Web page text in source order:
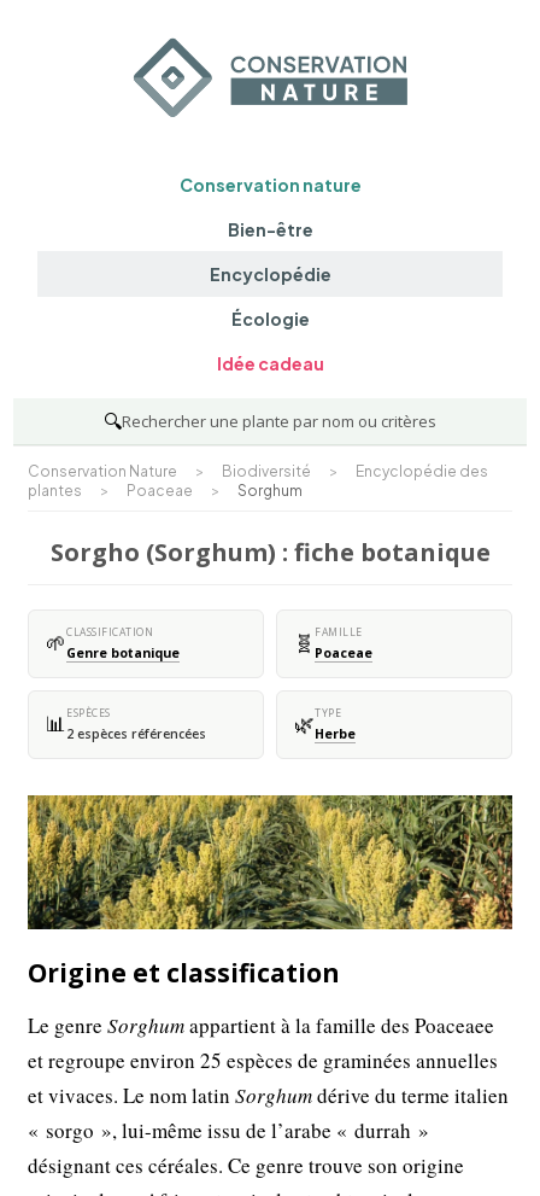
Conservation nature
Bien-être
Encyclopédie
Écologie
Idée cadeau
🔍Rechercher une plante par nom ou critères
Conservation Nature > Biodiversité >
Encyclopédie des
plantes
> Poaceae > Sorghum
Sorgho (Sorghum) : fiche botanique
🌱CLASSIFICATION
Genre botanique 🧬 FAMILLE
Poaceae
📊ESPÈCES
2 espèces référencées 🌿TYPE
Herbe
Origine et classification
Le genreSorghumappartient à la famille des Poaceaee
et regroupe environ 25 espèces de graminées annuelles
et vivaces. Le nom latinSorghumdérive du terme italien
« sorgo », lui-même issu de l’arabe « durrah »
désignant ces céréales. Ce genre trouve son origine